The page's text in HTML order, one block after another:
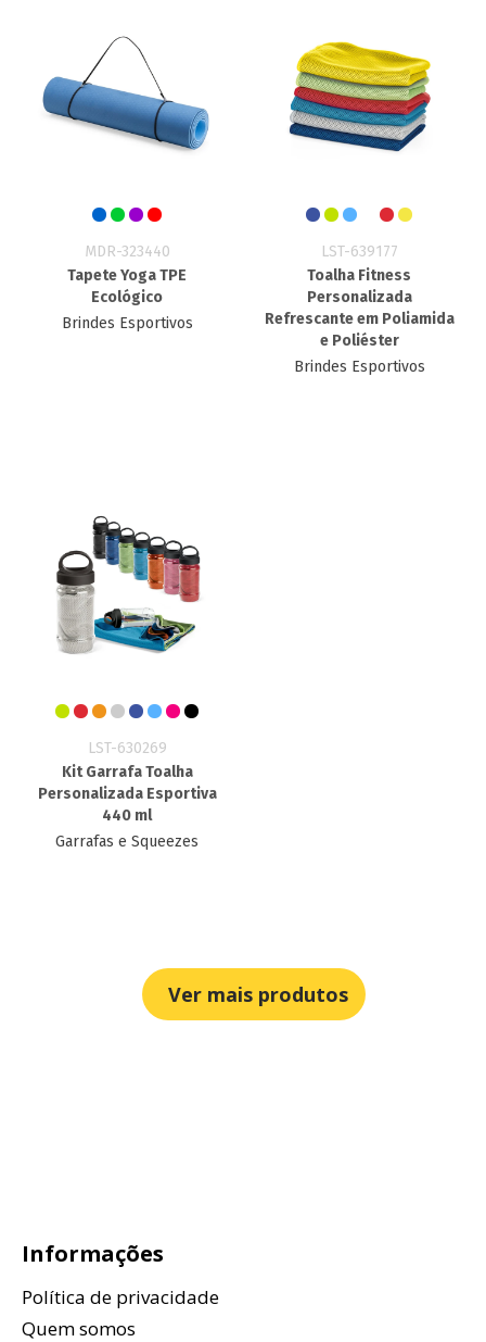
MDR-323440
Tapete Yoga TPE
Ecológico
Brindes Esportivos
LST-639177
Toalha Fitness
Personalizada
Refrescante em Poliamida
e Poliéster
Brindes Esportivos
LST-630269
Kit Garrafa Toalha
Personalizada Esportiva
440 ml
Garrafas e Squeezes
Ver mais produtos
Informações
Política de privacidade
Quem somos